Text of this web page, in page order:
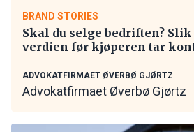
BRAND STORIES
Skal du selge bedriften?
verdien før kjøperen tar
ADVOKATFIRMAET ØVERBØ GJØRTZ
Advokatfirmaet Øverbø Gjørtz